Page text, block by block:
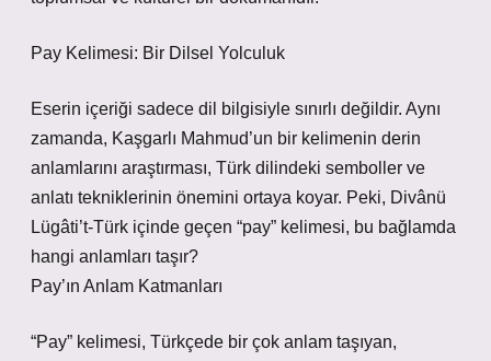
Pay Kelimesi: Bir Dilsel Yolculuk
Eserin içeriği sadece dil bilgisiyle sınırlı değildir. Aynı
zamanda, Kaşgarlı Mahmud’un bir kelimenin derin
anlamlarını araştırması, Türk dilindeki semboller ve
anlatı tekniklerinin önemini ortaya koyar. Peki, Divânü
Lügâti’t-Türk içinde geçen “pay” kelimesi, bu bağlamda
hangi anlamları taşır?
Pay’ın Anlam Katmanları
“Pay” kelimesi, Türkçede bir çok anlam taşıyan,